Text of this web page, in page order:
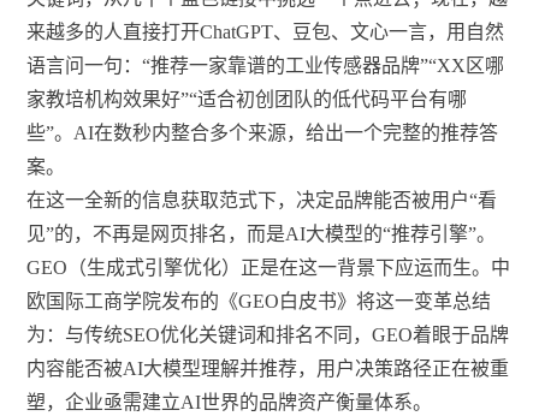
来越多的人直接打开ChatGPT、豆包、文心一言，用自然
语言问一句：“推荐一家靠谱的工业传感器品牌”“XX区哪
家教培机构效果好”“适合初创团队的低代码平台有哪
些”。AI在数秒内整合多个来源，给出一个完整的推荐答
案。
在这一全新的信息获取范式下，决定品牌能否被用户“看
见”的，不再是网页排名，而是AI大模型的“推荐引擎”。
GEO（生成式引擎优化）正是在这一背景下应运而生。中
欧国际工商学院发布的《GEO白皮书》将这一变革总结
为：与传统SEO优化关键词和排名不同，GEO着眼于品牌
内容能否被AI大模型理解并推荐，用户决策路径正在被重
塑，企业亟需建立AI世界的品牌资产衡量体系。